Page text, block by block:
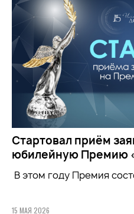
Стартовал приём
юбилейную Премию
В этом году Премия
15 МАЯ 2026